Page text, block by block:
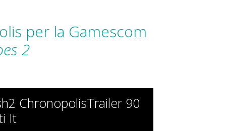
per la Gamescom
2
ChronopolisTrailer 90
It